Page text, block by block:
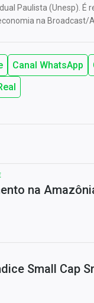
Paulista (Unesp). É
na Broadcast/
Canal WhatsApp
na
Small Cap